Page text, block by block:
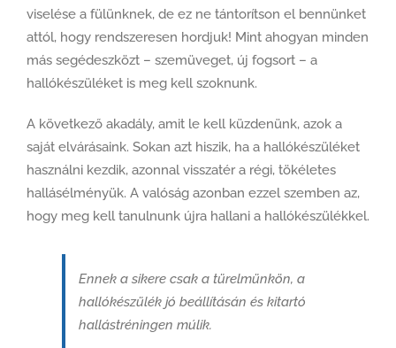
viselése a fülünknek, de ez ne tántorítson el bennünket
attól, hogy rendszeresen hordjuk! Mint ahogyan minden
más segédeszközt – szemüveget, új fogsort – a
hallókészüléket is meg kell szoknunk.
A következő akadály, amit le kell küzdenünk, azok a
saját elvárásaink. Sokan azt hiszik, ha a hallókészüléket
használni kezdik, azonnal visszatér a régi, tökéletes
hallásélményük. A valóság azonban ezzel szemben az,
hogy meg kell tanulnunk újra hallani a hallókészülékkel.
Ennek a sikere csak a türelmünkön, a
hallókészülék jó beállításán és kitartó
hallástréningen múlik.